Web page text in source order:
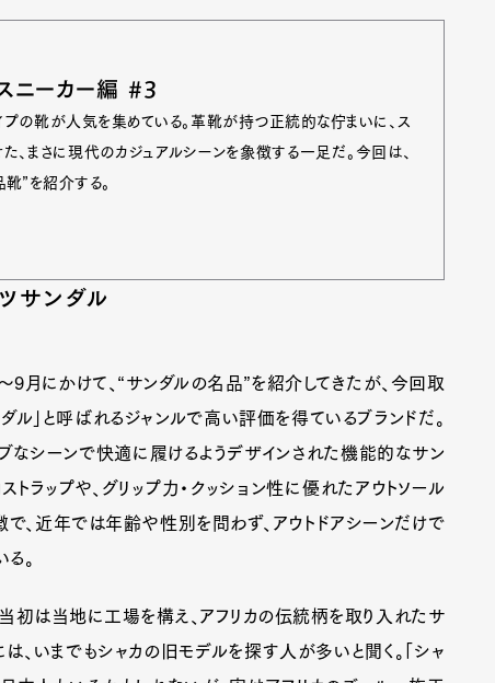
Art&Design Watch
Fashion
Gourmet
Cars Product
Culture
Membership Magazine Official Columnist
ニーカー編 #3
イプの靴が人気を集めている。革靴が持つ正統的な佇まいに、ス
、まさに現代のカジュアルシーンを象徴する一足だ。今回は、
”を紹介する。
サンダル
月にかけて、“サンダルの名品”を紹介してきたが、今回取
ル」と呼ばれるジャンルで高い評価を得ているブランドだ。
ブなシーンで快適に履けるようデザインされた機能的なサン
トラップや、グリップ力・クッション性に優れたアウトソール
で、近年では年齢や性別を問わず、アウトドアシーンだけで
。
初は当地に工場を構え、アフリカの伝統柄を取り入れたサ
、いまでもシャカの旧モデルを探す人が多いと聞く。「シャ